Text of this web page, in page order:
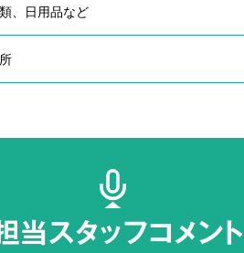
、日用品など
当スタッフコメント